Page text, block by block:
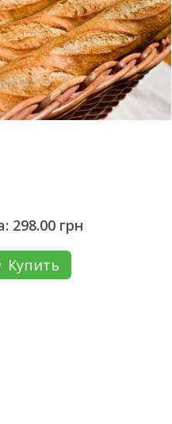
298.00 грн
Купить